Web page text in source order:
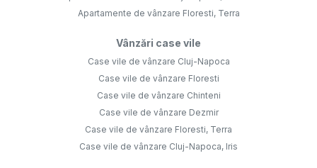
Apartamente de vânzare Floresti, Terra
Vânzări case vile
Case vile de vânzare Cluj-Napoca
Case vile de vânzare Floresti
Case vile de vânzare Chinteni
Case vile de vânzare Dezmir
Case vile de vânzare Floresti, Terra
Case vile de vânzare Cluj-Napoca, Iris